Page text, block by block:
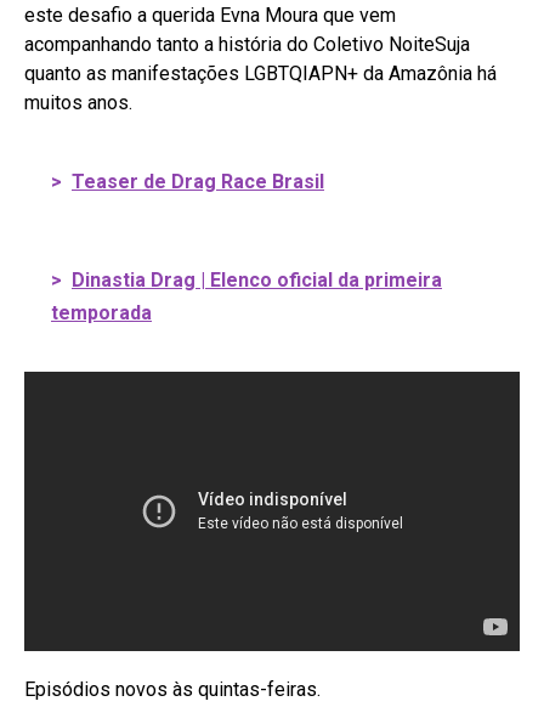
este desafio a querida Evna Moura que vem
acompanhando tanto a história do Coletivo NoiteSuja
quanto as manifestações LGBTQIAPN+ da Amazônia há
muitos anos.
> Teaser de Drag Race Brasil
> Dinastia Drag | Elenco oficial da primeira
temporada
Episódios novos às quintas-feiras.